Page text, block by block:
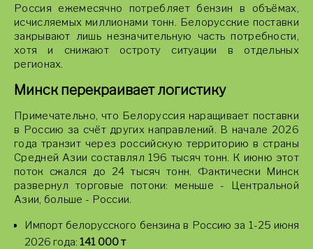
Россия ежемесячно потребляет бензин в объёмах,
исчисляемых миллионами тонн. Белорусские поставки
закрывают лишь незначительную часть потребности,
хотя и снижают остроту ситуации в отдельных
регионах.
Минск перекраивает логистику
Примечательно, что Белоруссия наращивает поставки
в Россию за счёт других направлений. В начале 2026
года транзит через российскую территорию в страны
Средней Азии составлял 196 тысяч тонн. К июню этот
поток сжался до 24 тысяч тонн. Фактически Минск
развернул торговые потоки: меньше - Центральной
Азии, больше - России.
Импорт белорусского бензина в Россию за 1-25 июня
2026 года: 141 000 т